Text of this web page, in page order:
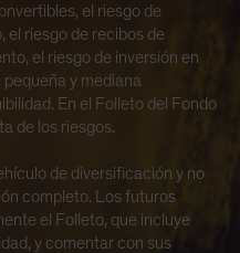
el riesgo de
el riesgo de recibos de
el riesgo de inversión en
pequeña y mediana
En el Folleto del Fondo
de los riesgos.
de diversificación y no
completo. Los futuros
el Folleto, que incluye
y comentar con sus